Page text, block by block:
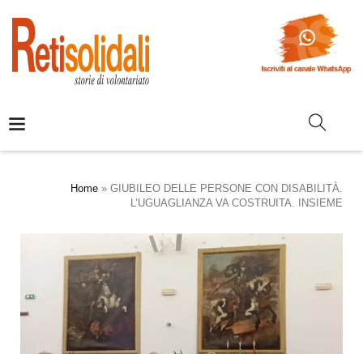
Home » GIUBILEO DELLE PERSONE CON DISABILITÀ.
L’UGUAGLIANZA VA COSTRUITA. INSIEME